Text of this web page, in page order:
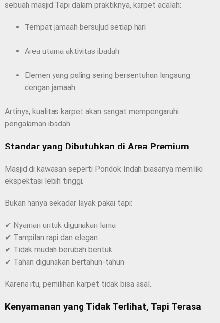
sebuah masjid Tapi dalam praktiknya, karpet adalah:
Tempat jamaah bersujud setiap hari
Area utama aktivitas ibadah
Elemen yang paling sering bersentuhan langsung
dengan jamaah
Artinya, kualitas karpet akan sangat mempengaruhi
pengalaman ibadah.
Standar yang Dibutuhkan di Area Premium
Masjid di kawasan seperti Pondok Indah biasanya memiliki
ekspektasi lebih tinggi.
Bukan hanya sekadar layak pakai tapi:
✔ Nyaman untuk digunakan lama
✔ Tampilan rapi dan elegan
✔ Tidak mudah berubah bentuk
✔ Tahan digunakan bertahun-tahun
Karena itu, pemilihan karpet tidak bisa asal.
Kenyamanan yang Tidak Terlihat, Tapi Terasa